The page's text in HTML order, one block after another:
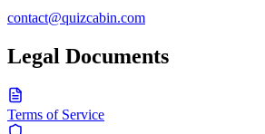
contact@quizcabin.com
Legal Documents
Terms of Service